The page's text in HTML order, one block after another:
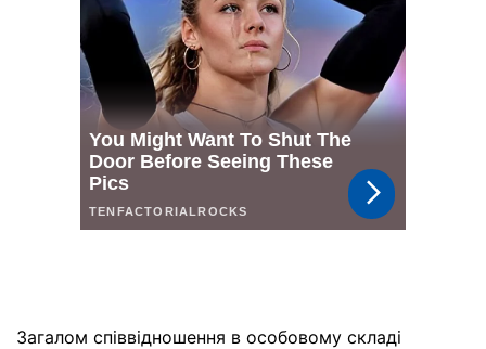
Загалом співвідношення в особовому складі